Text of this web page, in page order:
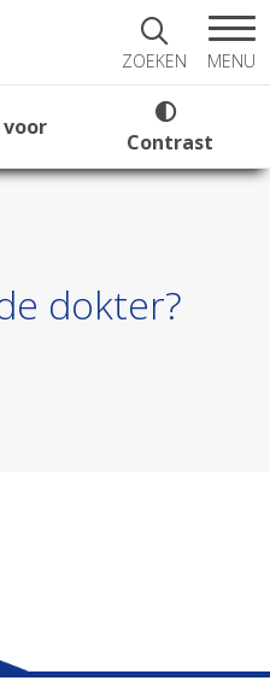
ZOEKEN MENU
voor
Contrast
dokter?